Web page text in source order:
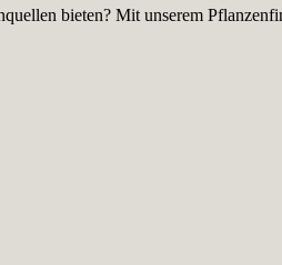
bieten? Mit unserem